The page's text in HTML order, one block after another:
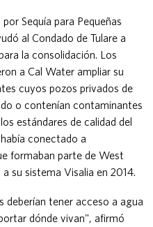
Sequía para Pequeñas
al Condado de Tulare a
la consolidación. Los
a Cal Water ampliar su
cuyos pozos privados de
o contenían contaminantes
estándares de calidad del
conectado a
formaban parte de West
su sistema Visalia en 2014.
deberían tener acceso a agua
dónde vivan", afirmó